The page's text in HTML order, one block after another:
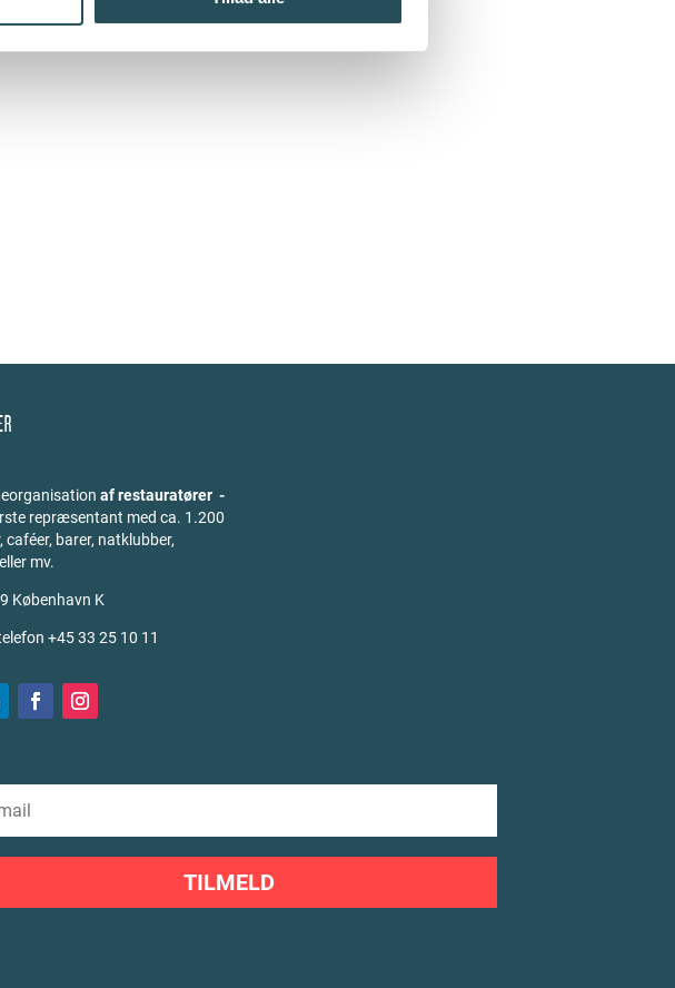
af restauratører -
repræsentant med ca. 1.200
barer, natklubber,
mv.
København K
+45 33 25 10 11
TILMELD